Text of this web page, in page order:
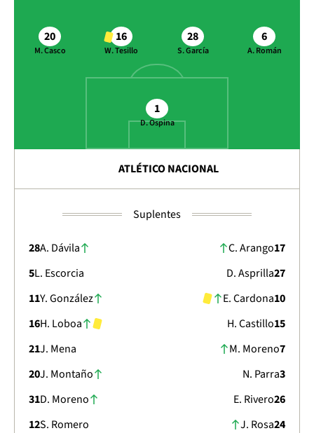
1
D. Ospina
6
A. Román
28
S. García
16
W. Tesillo
20
M. Casco
ATLÉTICO NACIONAL
Suplentes
28A. Dávila
5L. Escorcia
11Y. González
16H. Loboa
21J. Mena
20J. Montaño
31D. Moreno
12S. Romero
17
C. Arango
27
D. Asprilla
10
E. Cardona
15
H. Castillo
7
M. Moreno
3
N. Parra
26
E. Rivero
24
J. Rosa